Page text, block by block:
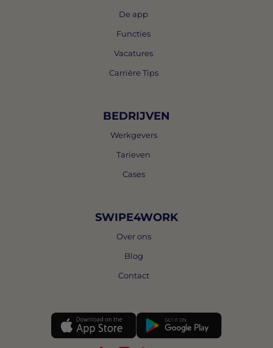
De app
Functies
Vacatures
Carrière Tips
BEDRIJVEN
Werkgevers
Tarieven
Cases
SWIPE4WORK
Over ons
Blog
Contact